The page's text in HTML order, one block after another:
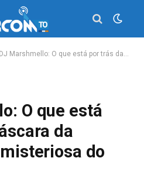
DJ Marshmello: O que está por trás da máscara da atração mais misteriosa do Rock in Rio?
O que está
da
do